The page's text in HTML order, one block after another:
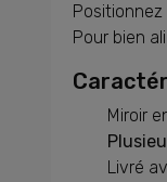
Pour bien
Miroir
Livré